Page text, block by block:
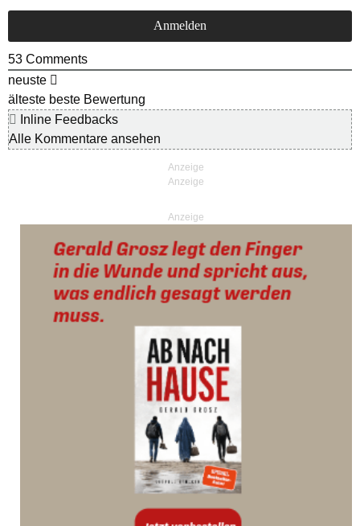
53 Comments
neuste
älteste beste Bewertung
Inline Feedbacks
Alle Kommentare ansehen
Anzeige